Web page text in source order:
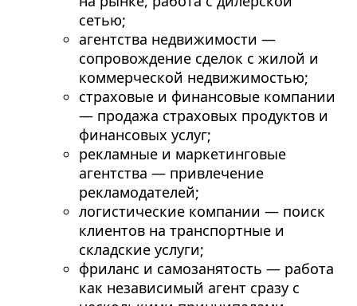
сетью;
агентства недвижимости —
сопровождение сделок с жилой и
коммерческой недвижимостью;
страховые и финансовые компании
— продажа страховых продуктов и
финансовых услуг;
рекламные и маркетинговые
агентства — привлечение
рекламодателей;
логистические компании — поиск
клиентов на транспортные и
складские услуги;
фриланс и самозанятость — работа
как независимый агент сразу с